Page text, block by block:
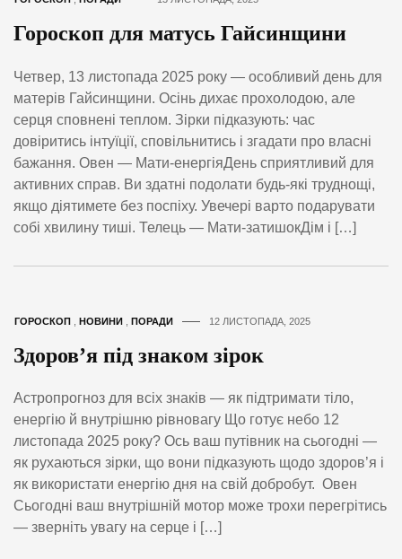
Гороскоп для матусь Гайсинщини
Четвер, 13 листопада 2025 року — особливий день для
матерів Гайсинщини. Осінь дихає прохолодою, але
серця сповнені теплом. Зірки підказують: час
довіритись інтуїції, сповільнитись і згадати про власні
бажання. Овен — Мати-енергіяДень сприятливий для
активних справ. Ви здатні подолати будь-які труднощі,
якщо діятимете без поспіху. Увечері варто подарувати
собі хвилину тиші. Телець — Мати-затишокДім і […]
ГОРОСКОП НОВИНИ ПОРАДИ 12 ЛИСТОПАДА, 2025
Здоров’я під знаком зірок
Астропрогноз для всіх знаків — як підтримати тіло,
енергію й внутрішню рівновагу Що готує небо 12
листопада 2025 року? Ось ваш путівник на сьогодні —
як рухаються зірки, що вони підказують щодо здоров’я і
як використати енергію дня на свій добробут. Овен
Сьогодні ваш внутрішній мотор може трохи перегрітись
— зверніть увагу на серце і […]